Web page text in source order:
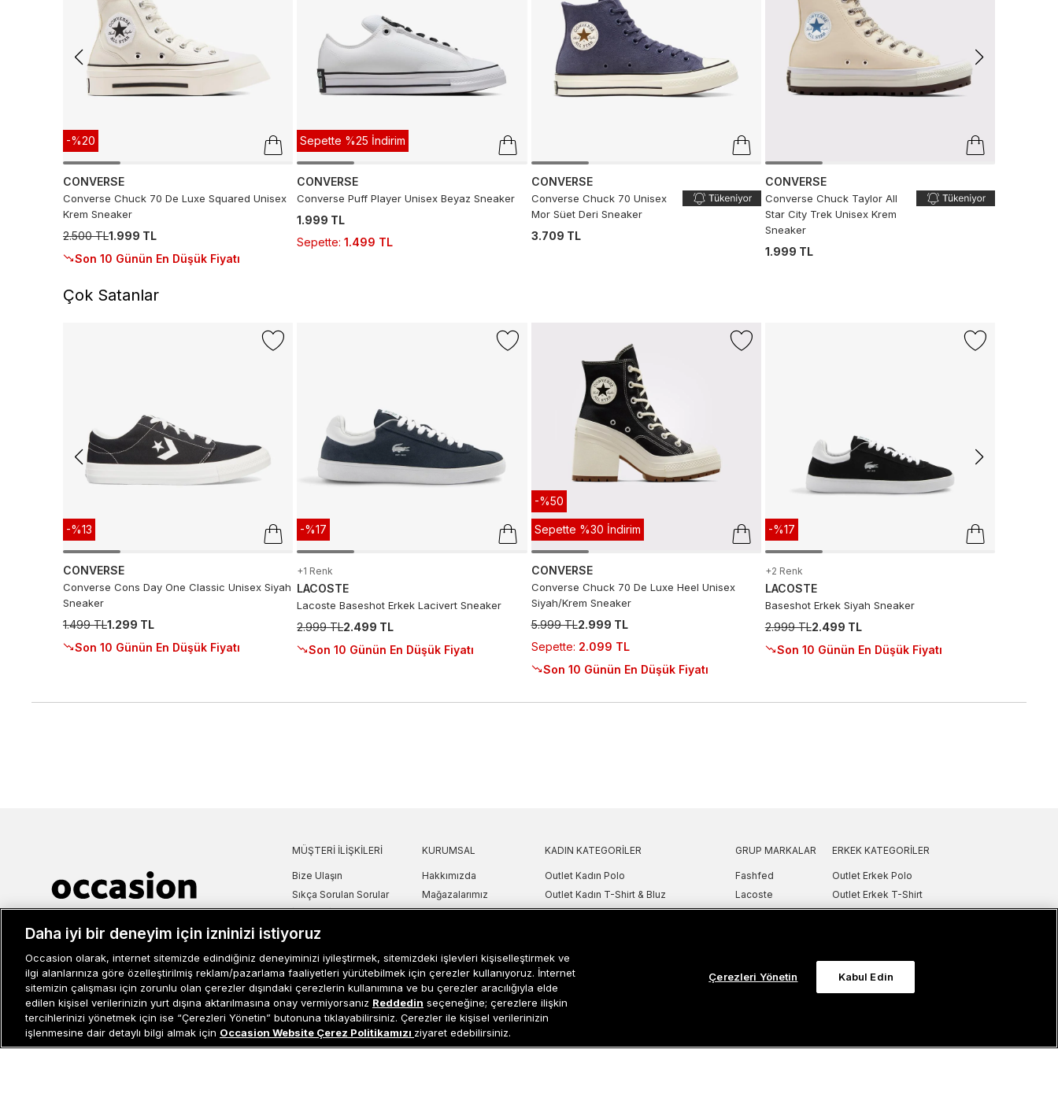
-%20
CONVERSE
Converse Chuck 70 De Luxe Squared Unisex
Krem Sneaker
2.500 TL1.999 TL
Son 10 Günün En Düşük Fiyatı
Sepette %25 İndirim
CONVERSE
Converse Puff Player Unisex Beyaz Sneaker
1.999 TL
Sepette: 1.499 TL
CONVERSE
Converse Chuck 70 Unisex
Mor Süet Deri Sneaker
3.709 TL
CONVERSE
Converse Chuck Taylor All
Star City Trek Unisex Krem
Sneaker
1.999 TL
Çok Satanlar
-%13
CONVERSE
Converse Cons Day One Classic Unisex Siyah
Sneaker
1.499 TL1.299 TL
Son 10 Günün En Düşük Fiyatı
-%17
+1 Renk
LACOSTE
Lacoste Baseshot Erkek Lacivert Sneaker
2.999 TL2.499 TL
Son 10 Günün En Düşük Fiyatı
-%50
Sepette %30 İndirim
CONVERSE
Converse Chuck 70 De Luxe Heel Unisex
Siyah/Krem Sneaker
5.999 TL2.999 TL
Sepette: 2.099 TL
Son 10 Günün En Düşük Fiyatı
-%17
+2 Renk
LACOSTE
Baseshot Erkek Siyah Sneaker
2.999 TL2.499 TL
Son 10 Günün En Düşük Fiyatı
Müşteri İlişkileri 0 850 800 01 20
MÜŞTERI İLIŞKILERI
Bize Ulaşın
Sıkça Sorulan Sorular
İade ve İptal Politikası
Kampanya Bilgilendirme
Aydınlatma Metni
Site Haritası
Misafir Üye Sipariş Takip
İşlem Rehberi
KURUMSAL
Hakkımızda
Mağazalarımız
Sanal Çadır
KADIN KATEGORILER
Outlet Kadın Polo
Outlet Kadın T-Shirt & Bluz
Outlet Kadın Gömlek
Outlet Kadın Yelek
Outlet Kadın Mont & Ceket
Outlet Kadın Spor Ayakkabı & Sneaker
GRUP MARKALAR
Fashfed
Lacoste
GANT
ERKEK KATEGORILER
Outlet Erkek Polo
Outlet Erkek T-Shirt
Outlet Erkek Gömlek
Outlet Erkek Mont & Ceket
Daha iyi bir deneyim için izninizi istiyoruz
Occasion olarak, internet sitemizde edindiğiniz deneyiminizi iyileştirmek, sitemizdeki işlevleri kişiselleştirmek ve
ilgi alanlarınıza göre özelleştirilmiş reklam/pazarlama faaliyetleri yürütebilmek için çerezler kullanıyoruz. İnternet
sitemizin çalışması için zorunlu olan çerezler dışındaki çerezlerin kullanımına ve bu çerezler aracılığıyla elde
edilen kişisel verilerinizin yurt dışına aktarılmasına onay vermiyorsanız Reddedin seçeneğine; çerezlere ilişkin
tercihlerinizi yönetmek için ise “Çerezleri Yönetin” butonuna tıklayabilirsiniz. Çerezler ile kişisel verilerinizin
işlenmesine dair detaylı bilgi almak için Occasion Website Çerez Politikamızı ziyaret edebilirsiniz.
Çerezleri Yönetin Kabul Edin